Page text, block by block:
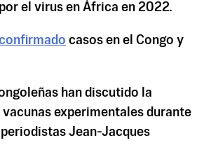
el virus en África en 2022.
casos en el Congo y
han discutido la
experimentales durante
Jean-Jacques